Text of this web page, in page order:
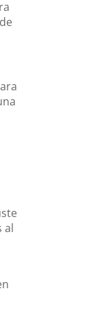
al